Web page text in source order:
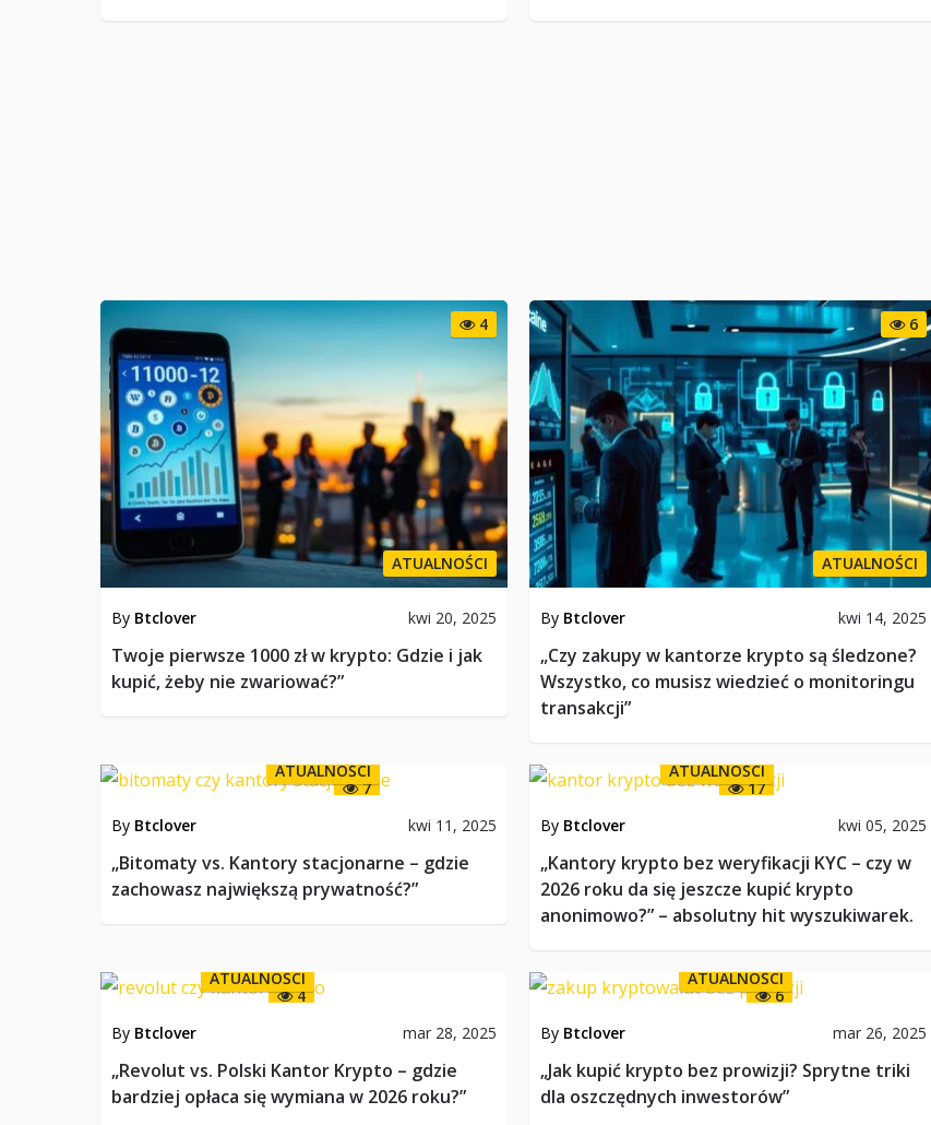
4
ATUALNOŚCI
By Btclover kwi 20, 2025
Twoje pierwsze 1000 zł w krypto: Gdzie i jak
kupić, żeby nie zwariować?”
6
ATUALNOŚCI
By Btclover kwi 14, 2025
„Czy zakupy w kantorze krypto są śledzone?
Wszystko, co musisz wiedzieć o monitoringu
transakcji”
7
ATUALNOŚCI
By Btclover kwi 11, 2025
„Bitomaty vs. Kantory stacjonarne – gdzie
zachowasz największą prywatność?”
17
ATUALNOŚCI
By Btclover kwi 05, 2025
„Kantory krypto bez weryfikacji KYC – czy w
2026 roku da się jeszcze kupić krypto
anonimowo?” – absolutny hit wyszukiwarek.
4
ATUALNOŚCI
By Btclover mar 28, 2025
„Revolut vs. Polski Kantor Krypto – gdzie
bardziej opłaca się wymiana w 2026 roku?”
6
ATUALNOŚCI
By Btclover mar 26, 2025
„Jak kupić krypto bez prowizji? Sprytne triki
dla oszczędnych inwestorów”